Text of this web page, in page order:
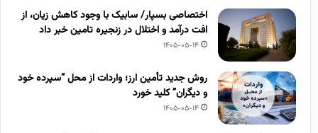
اختصاصی بسپار/ سابیک با وجود کاهش زیان، از
افت درآمد و اختلال در زنجیره تامین خبر داد
1405-05-14
روش جدید تأمین ارز؛ واردات از محل “سپرده خود
و دیگران” کلید خورد
1405-05-14